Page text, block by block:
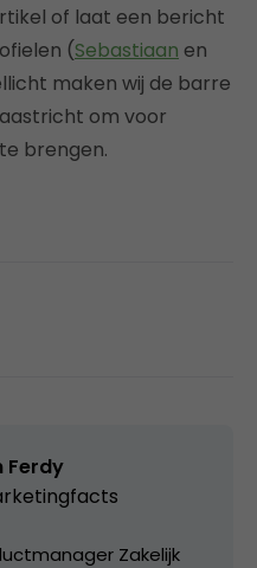
of laat een bericht
(Sebastiaan en
maken wij de barre
om voor
brengen.
Ferdy
Zakelijk